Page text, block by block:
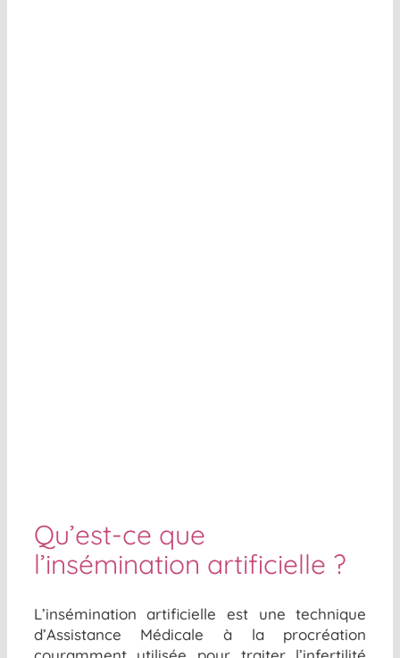
Qu’est-ce que
l’insémination artificielle ?
L’insémination artificielle est une technique
d’Assistance Médicale à la procréation